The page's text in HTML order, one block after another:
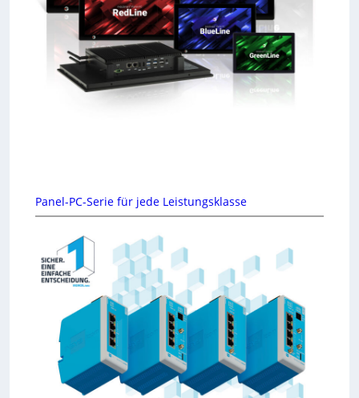
Panel-PC-Serie für jede Leistungsklasse